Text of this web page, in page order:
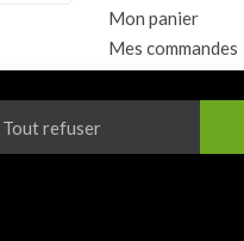
Tout refuser
: de 8H
Mon panier
Mes commandes
Conditions
Livraison et